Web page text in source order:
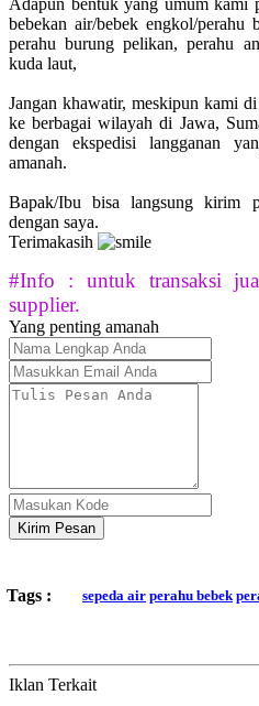
Adapun bentuk yang umum kami
bebekan air/bebek engkol/perahu
perahu burung pelikan, perahu
kuda laut,
Jangan khawatir, meskipun kami
ke berbagai wilayah di Jawa,
dengan ekspedisi langganan
amanah.
Bapak/Ibu bisa langsung kirim
dengan saya.
Terimakasih
#Info : untuk transaksi
supplier.
Yang penting amanah
Kirim Pesan
Tags : sepeda air perahu bebek
Iklan Terkait